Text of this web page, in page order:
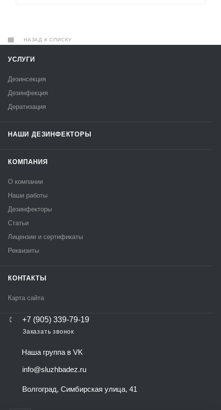
НАЗАД К СПИСКУ
УСЛУГИ
Дезинсекция
Дезинфекция
Дератизация
НАШИ ДЕЗИНФЕКТОРЫ
КОМПАНИЯ
О компании
Наши работы
Дезинфекторы
Статьи
Лицензии и сертификаты
Реквизиты
КОНТАКТЫ
Карта сайта
+7 (905) 339-79-19
Заказать звонок
Наша группа в VK
info@sluzhbadez.ru
Волгоград, Симбирская улица, 41